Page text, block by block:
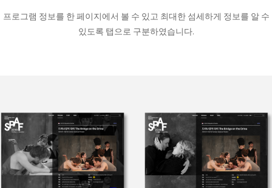
프로그램 정보를 한 페이지에서 볼 수 있고 최대한 섬세하게 정보를 알 수
있도록 탭으로 구분하였습니다.